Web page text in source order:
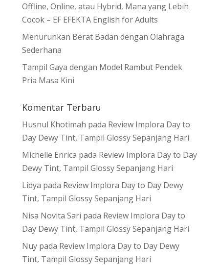
Offline, Online, atau Hybrid, Mana yang Lebih
Cocok – EF EFEKTA English for Adults
Menurunkan Berat Badan dengan Olahraga
Sederhana
Tampil Gaya dengan Model Rambut Pendek
Pria Masa Kini
Komentar Terbaru
Husnul Khotimah pada Review Implora Day to
Day Dewy Tint, Tampil Glossy Sepanjang Hari
Michelle Enrica pada Review Implora Day to Day
Dewy Tint, Tampil Glossy Sepanjang Hari
Lidya pada Review Implora Day to Day Dewy
Tint, Tampil Glossy Sepanjang Hari
Nisa Novita Sari pada Review Implora Day to
Day Dewy Tint, Tampil Glossy Sepanjang Hari
Nuypada Review Implora Day to Day Dewy
Tint, Tampil Glossy Sepanjang Hari